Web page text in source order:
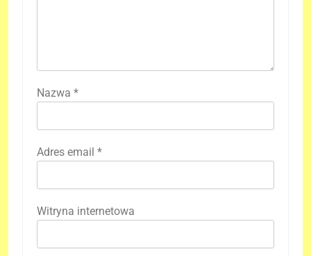
Nazwa *
Adres email *
Witryna internetowa